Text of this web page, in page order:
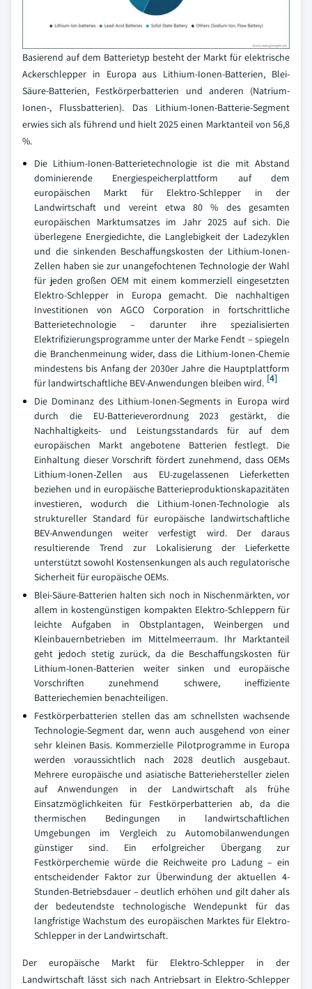
Basierend auf dem Batterietyp besteht der Markt für elektrische
Ackerschlepper in Europa aus Lithium-Ionen-Batterien, Blei-
Säure-Batterien, Festkörperbatterien und anderen (Natrium-
Ionen-, Flussbatterien). Das Lithium-Ionen-Batterie-Segment
erwies sich als führend und hielt 2025 einen Marktanteil von 56,8
%.
Die Lithium-Ionen-Batterietechnologie ist die mit Abstand
dominierende Energiespeicherplattform auf dem
europäischen Markt für Elektro-Schlepper in der
Landwirtschaft und vereint etwa 80 % des gesamten
europäischen Marktumsatzes im Jahr 2025 auf sich. Die
überlegene Energiedichte, die Langlebigkeit der Ladezyklen
und die sinkenden Beschaffungskosten der Lithium-Ionen-
Zellen haben sie zur unangefochtenen Technologie der Wahl
für jeden großen OEM mit einem kommerziell eingesetzten
Elektro-Schlepper in Europa gemacht. Die nachhaltigen
Investitionen von AGCO Corporation in fortschrittliche
Batterietechnologie – darunter ihre spezialisierten
Elektrifizierungsprogramme unter der Marke Fendt – spiegeln
die Branchenmeinung wider, dass die Lithium-Ionen-Chemie
mindestens bis Anfang der 2030er Jahre die Hauptplattform
für landwirtschaftliche BEV-Anwendungen bleiben wird. [4]
Die Dominanz des Lithium-Ionen-Segments in Europa wird
durch die EU-Batterieverordnung 2023 gestärkt, die
Nachhaltigkeits- und Leistungsstandards für auf dem
europäischen Markt angebotene Batterien festlegt. Die
Einhaltung dieser Vorschrift fördert zunehmend, dass OEMs
Lithium-Ionen-Zellen aus EU-zugelassenen Lieferketten
beziehen und in europäische Batterieproduktionskapazitäten
investieren, wodurch die Lithium-Ionen-Technologie als
struktureller Standard für europäische landwirtschaftliche
BEV-Anwendungen weiter verfestigt wird. Der daraus
resultierende Trend zur Lokalisierung der Lieferkette
unterstützt sowohl Kostensenkungen als auch regulatorische
Sicherheit für europäische OEMs.
Blei-Säure-Batterien halten sich noch in Nischenmärkten, vor
allem in kostengünstigen kompakten Elektro-Schleppern für
leichte Aufgaben in Obstplantagen, Weinbergen und
Kleinbauernbetrieben im Mittelmeerraum. Ihr Marktanteil
geht jedoch stetig zurück, da die Beschaffungskosten für
Lithium-Ionen-Batterien weiter sinken und europäische
Vorschriften zunehmend schwere, ineffiziente
Batteriechemien benachteiligen.
Festkörperbatterien stellen das am schnellsten wachsende
Technologie-Segment dar, wenn auch ausgehend von einer
sehr kleinen Basis. Kommerzielle Pilotprogramme in Europa
werden voraussichtlich nach 2028 deutlich ausgebaut.
Mehrere europäische und asiatische Batteriehersteller zielen
auf Anwendungen in der Landwirtschaft als frühe
Einsatzmöglichkeiten für Festkörperbatterien ab, da die
thermischen Bedingungen in landwirtschaftlichen
Umgebungen im Vergleich zu Automobilanwendungen
günstiger sind. Ein erfolgreicher Übergang zur
Festkörperchemie würde die Reichweite pro Ladung – ein
entscheidender Faktor zur Überwindung der aktuellen 4-
Stunden-Betriebsdauer – deutlich erhöhen und gilt daher als
der bedeutendste technologische Wendepunkt für das
langfristige Wachstum des europäischen Marktes für Elektro-
Schlepper in der Landwirtschaft.
Der europäische Markt für Elektro-Schlepper in der
Landwirtschaft lässt sich nach Antriebsart in Elektro-Schlepper